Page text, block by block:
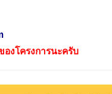
องโครงการนะครับ